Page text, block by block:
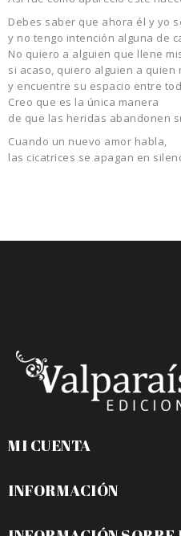
Debes saber que ahora él y yo
y no tengo intención alguna de
No quiero a alguien que llene
si acaso, quiero alguien a quien
y encuentre su espacio entre
Creo que es la única manera
de que las heridas abandonen
Cuando un nuevo amor habla,
las cicatrices se apagan en
MI CUENTA
INFORMACIÓN